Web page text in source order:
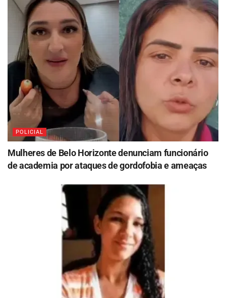
POLICIAL
Mulheres de Belo Horizonte denunciam funcionário
de academia por ataques de gordofobia e ameaças